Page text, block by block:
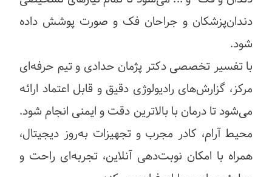
دندان‌پزشکان و جراحان فک و صورت پوشش داده
شود.
با تفسیر تخصصی دکتر پژمان حدادی و تیم حرفه‌ای
مرکز، گزارش‌های رادیولوژی دقیق و قابل اعتماد ارائه
می‌شود تا درمان با بالاترین دقت و ایمنی انجام شود.
محیط آرام، کادر مجرب و تجهیزات به‌روز دیجیتال،
همراه با امکان نوبت‌دهی آنلاین، تجربه‌ای راحت و